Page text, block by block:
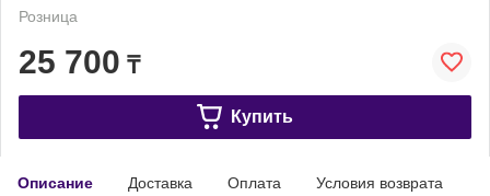
Розница
25 700 ₸
Купить
Описание Доставка Оплата Условия возврата